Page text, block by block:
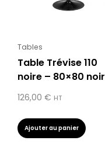
Tables
Table Trévise 110
noire – 80×80 noir
126,00 € HT
Ajouter au panier